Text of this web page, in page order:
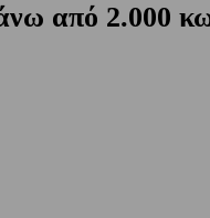
από 2.000